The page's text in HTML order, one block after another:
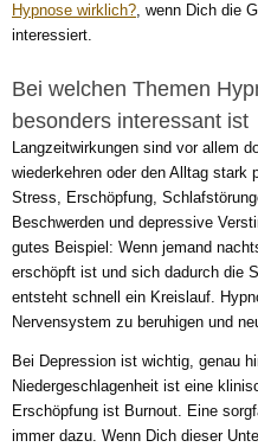
Hypnose wirklich? , wenn Dich die
interessiert.
Bei welchen Themen
besonders interessant ist
Langzeitwirkungen sind vor allem
wiederkehren oder den Alltag stark
Stress, Erschöpfung,
Beschwerden und depressive
gutes Beispiel: Wenn jemand
erschöpft ist und sich dadurch die
entsteht schnell ein Kreislauf.
Nervensystem zu beruhigen und
Bei Depression ist wichtig, genau
Niedergeschlagenheit ist eine
Erschöpfung ist Burnout. Eine
immer dazu. Wenn Dich dieser